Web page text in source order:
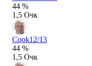
44 %
1,5 Очк
Cook12/13
44 %
1,5 Очк